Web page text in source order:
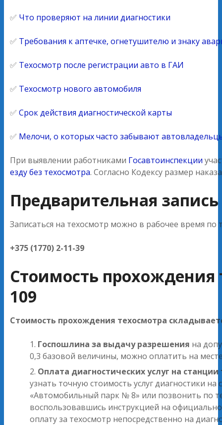
✅ Что проверяют на линии диагностики
✅ Требования к аптечке, огнетушителю и знаку
✅ Техосмотр после регистрации авто в ГАИ
✅ Техосмотр нового автомобиля
✅ Срок действия диагностической карты
✅ Мелочи, о которых часто забывают
При выявлении работниками Госавтоинспекции
езду без техосмотра. Согласно Кодексу размер
Предварительная
Записаться на техосмотр можно в рабочее время по
+375 (1770) 2-11-39
Стоимость прохождения
109
Стоимость прохождения техосмотра
Госпошлина за выдачу разрешения на
0,3 базовой величины, можно оплатить на
Оплата диагностических услуг на станции
узнать точную стоимость услуг диагностики
«Автомобильный парк № 8» или позвонить по
воспользовавшись инструкцией на
оплату за техосмотр непосредственно на